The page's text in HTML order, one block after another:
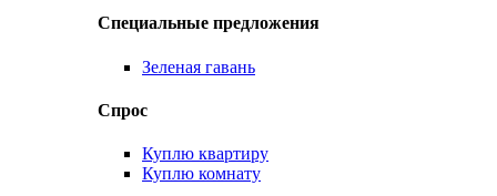
Специальные предложения
Зеленая гавань
Спрос
Куплю квартиру
Куплю комнату